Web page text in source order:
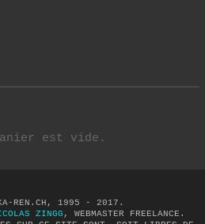
est vide.
REN.CH, 1995 - 2017.
ZINGG , WEBMASTER FREELANCE.